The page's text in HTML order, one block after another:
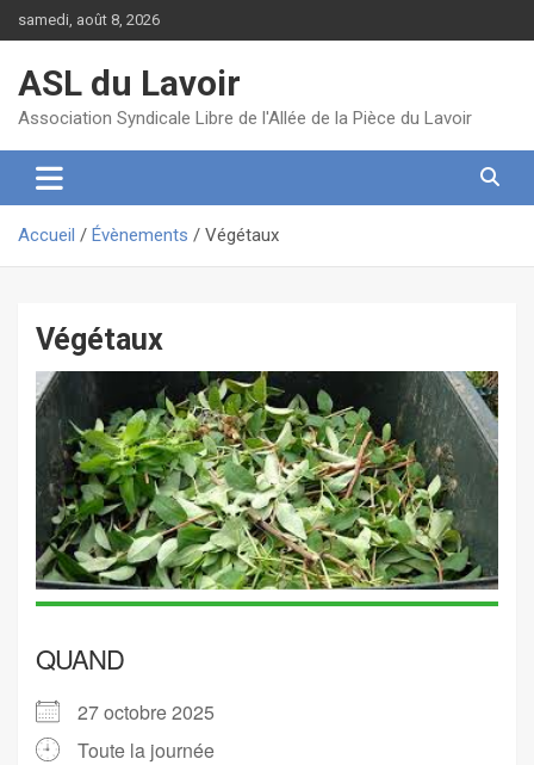
au
samedi, août 8, 2026
ASL du Lavoir
Association Syndicale Libre de l'Allée de la Pièce du Lavoir
Accueil Évènements Végétaux
Végétaux
QUAND
27 octobre 2025
Toute la journée